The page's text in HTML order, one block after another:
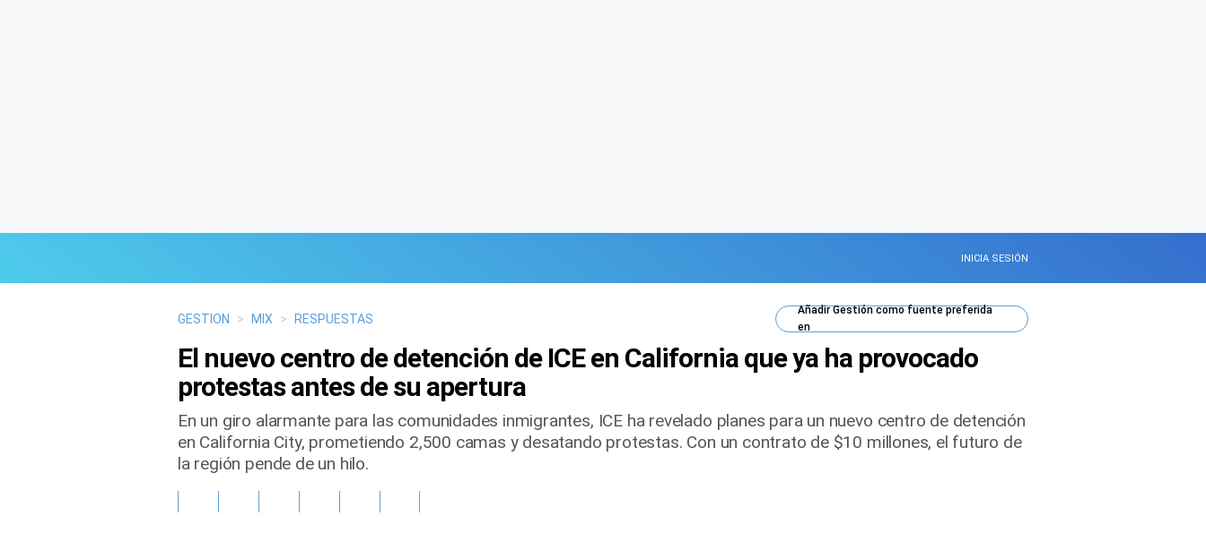
INICIA SESIÓN
GESTION > MIX > RESPUESTAS
AñadirGestióncomo fuente preferida
en
El nuevo centro de detención de ICE en California que ya ha provocado
protestas antes de su apertura
En un giro alarmante para las comunidades inmigrantes, ICE ha revelado planes para un nuevo centro de detención
en California City, prometiendo 2,500 camas y desatando protestas. Con un contrato de $10 millones, el futuro de
la región pende de un hilo.